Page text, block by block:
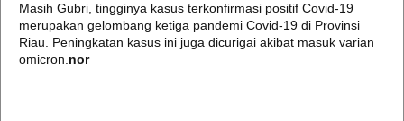
Masih Gubri, tingginya kasus terkonfirmasi positif Covid-19
merupakan gelombang ketiga pandemi Covid-19 di Provinsi
Riau. Peningkatan kasus ini juga dicurigai akibat masuk varian
omicron. nor